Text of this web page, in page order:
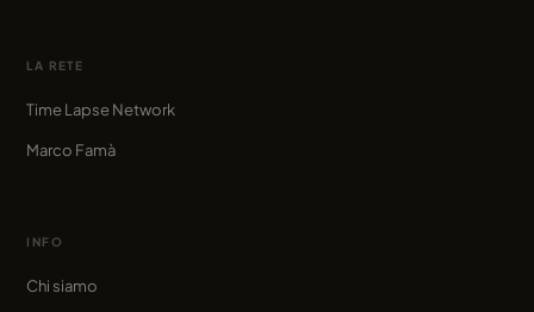
LA RETE
Time Lapse Network
Marco Famà
INFO
Chi siamo